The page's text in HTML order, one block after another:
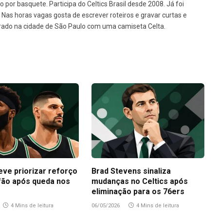
por basquete. Participa do Celtics Brasil desde 2008. Já foi
horas vagas gosta de escrever roteiros e gravar curtas e
na cidade de São Paulo com uma camiseta Celta.
priorizar reforço
após queda nos
4 Mins de leitura
Brad Stevens sinaliza
mudanças no Celtics após
eliminação para os 76ers
06/05/2026 4 Mins de leitura